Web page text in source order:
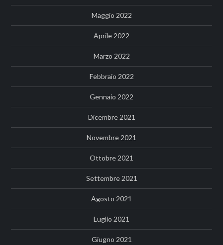
Maggio 2022
Aprile 2022
Marzo 2022
Febbraio 2022
Gennaio 2022
Dicembre 2021
Novembre 2021
Ottobre 2021
Settembre 2021
Agosto 2021
Luglio 2021
Giugno 2021